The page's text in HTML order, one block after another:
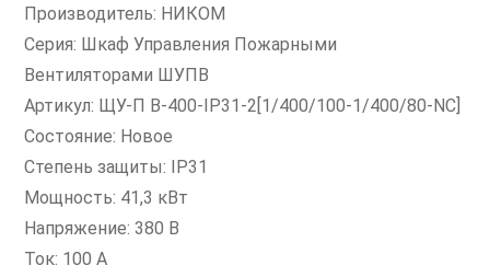
Производитель: НИКОМ
Серия: Шкаф Управления Пожарными
Вентиляторами ШУПВ
Артикул: ЩУ-П В-400-IP31-2[1/400/100-1/400/80-NС]
Состояние: Новое
Степень защиты: IP31
Мощность: 41,3 кВт
Напряжение: 380 В
Ток: 100 А